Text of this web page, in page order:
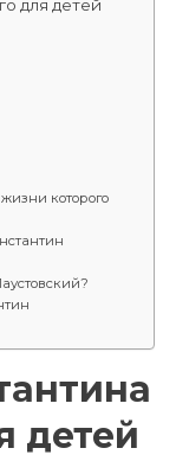
для детей
которого
детей